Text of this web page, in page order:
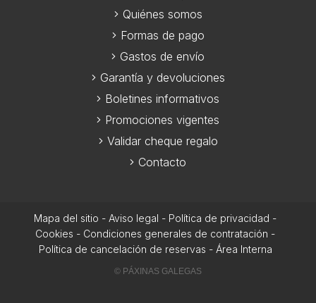
Quiénes somos
Formas de pago
Gastos de envío
Garantía y devoluciones
Boletines informativos
Promociones vigentes
Validar cheque regalo
Contacto
Mapa del sitio - Aviso legal - Política de privacidad -
Cookies - Condiciones generales de contratación -
Política de cancelación de reservas - Área Interna
© PÁXINAS GALEGAS